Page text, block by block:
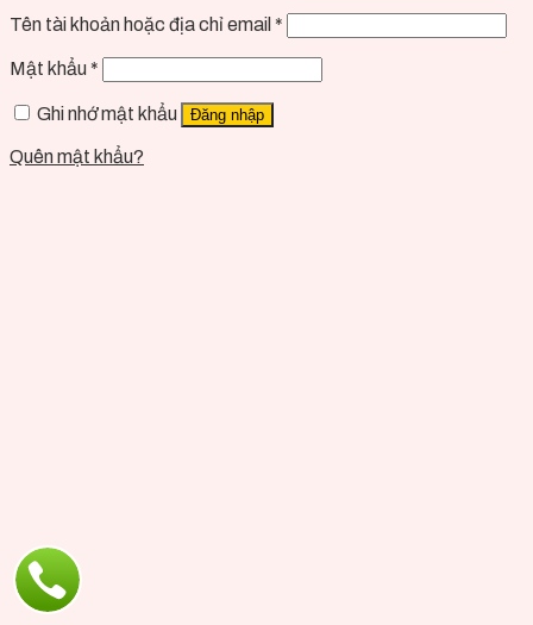
Tên tài khoản hoặc địa chỉ email *
Mật khẩu *
Ghi nhớ mật khẩu Đăng nhập
Quên mật khẩu?